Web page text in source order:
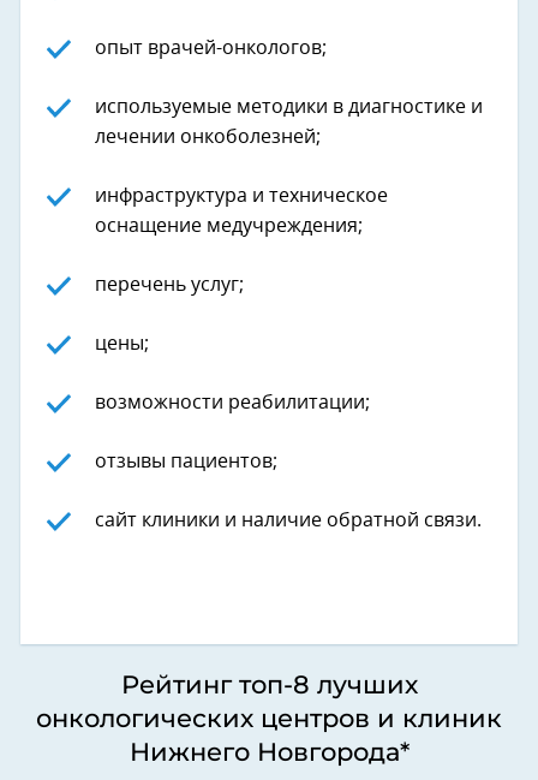
опыт врачей-онкологов;
используемые методики в диагностике и
лечении онкоболезней;
инфраструктура и техническое
оснащение медучреждения;
перечень услуг;
цены;
возможности реабилитации;
отзывы пациентов;
сайт клиники и наличие обратной связи.
Рейтинг топ-8 лучших
онкологических центров и клиник
Нижнего Новгорода*